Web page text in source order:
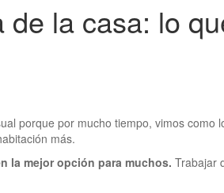
la casa: lo
porque por mucho tiempo, vimos como
más.
la mejor opción para muchos. Trabajar